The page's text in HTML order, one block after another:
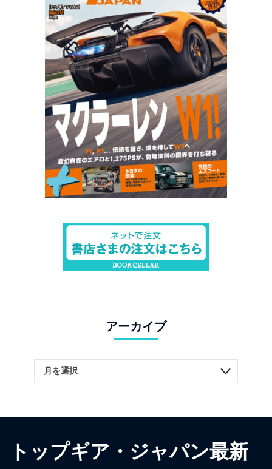
アーカイブ
トップギア・ジャパン最新